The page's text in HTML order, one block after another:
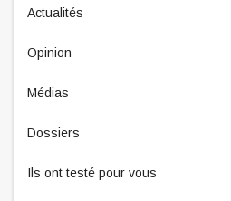
Actualités
Opinion
Médias
Dossiers
Ils ont testé pour vous